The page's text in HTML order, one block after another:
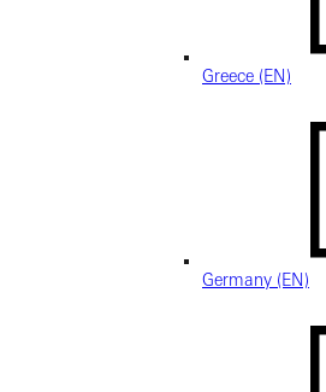
Greece (EN)
Germany (EN)